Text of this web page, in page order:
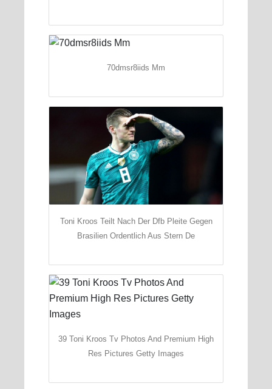
70dmsr8iids Mm
Toni Kroos Teilt Nach Der Dfb Pleite Gegen
Brasilien Ordentlich Aus Stern De
39 Toni Kroos Tv Photos And Premium High
Res Pictures Getty Images